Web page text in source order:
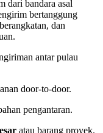
dari bandara asal
bertanggung
dan
antar pulau
door-to-door.
pengantaran.
atau barang proyek.